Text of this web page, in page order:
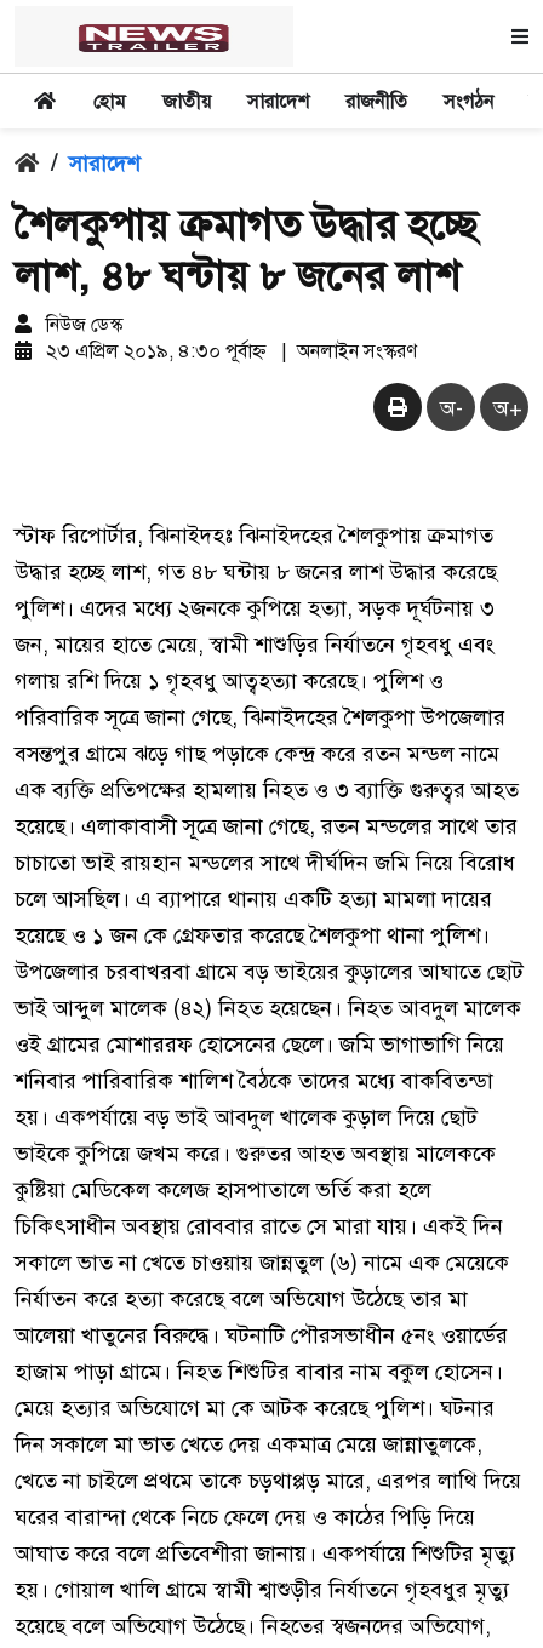
হোম জাতীয় সারাদেশ রাজনীতি সংগঠন
/ সারাদেশ
শৈলকুপায় ক্রমাগত উদ্ধার হচ্ছে
লাশ, ৪৮ ঘন্টায় ৮ জনের লাশ
নিউজ ডেস্ক
২৩ এপ্রিল ২০১৯, ৪:৩০ পূর্বাহ্ন
অনলাইন সংস্করণ
অ- অ+
স্টাফ রিপোর্টার, ঝিনাইদহঃ ঝিনাইদহের শৈলকুপায় ক্রমাগত
উদ্ধার হচ্ছে লাশ, গত ৪৮ ঘন্টায় ৮ জনের লাশ উদ্ধার করেছে
পুলিশ। এদের মধ্যে ২জনকে কুপিয়ে হত্যা, সড়ক দূর্ঘটনায় ৩
জন, মায়ের হাতে মেয়ে, স্বামী শাশুড়ির নির্যাতনে গৃহবধু এবং
গলায় রশি দিয়ে ১ গৃহবধু আত্বহত্যা করেছে। পুলিশ ও
পরিবারিক সূত্রে জানা গেছে, ঝিনাইদহের শৈলকুপা উপজেলার
বসন্তপুর গ্রামে ঝড়ে গাছ পড়াকে কেন্দ্র করে রতন মন্ডল নামে
এক ব্যক্তি প্রতিপক্ষের হামলায় নিহত ও ৩ ব্যাক্তি গুরুত্বর আহত
হয়েছে। এলাকাবাসী সূত্রে জানা গেছে, রতন মন্ডলের সাথে তার
চাচাতো ভাই রায়হান মন্ডলের সাথে দীর্ঘদিন জমি নিয়ে বিরোধ
চলে আসছিল। এ ব্যাপারে থানায় একটি হত্যা মামলা দায়ের
হয়েছে ও ১ জন কে গ্রেফতার করেছে শৈলকুপা থানা পুলিশ।
উপজেলার চরবাখরবা গ্রামে বড় ভাইয়ের কুড়ালের আঘাতে ছোট
ভাই আব্দুল মালেক (৪২) নিহত হয়েছেন। নিহত আবদুল মালেক
ওই গ্রামের মোশাররফ হোসেনের ছেলে। জমি ভাগাভাগি নিয়ে
শনিবার পারিবারিক শালিশ বৈঠকে তাদের মধ্যে বাকবিতন্ডা
হয়। একপর্যায়ে বড় ভাই আবদুল খালেক কুড়াল দিয়ে ছোট
ভাইকে কুপিয়ে জখম করে। গুরুতর আহত অবস্থায় মালেককে
কুষ্টিয়া মেডিকেল কলেজ হাসপাতালে ভর্তি করা হলে
চিকিৎসাধীন অবস্থায় রোববার রাতে সে মারা যায়। একই দিন
সকালে ভাত না খেতে চাওয়ায় জান্নতুল (৬) নামে এক মেয়েকে
নির্যাতন করে হত্যা করেছে বলে অভিযোগ উঠেছে তার মা
আলেয়া খাতুনের বিরুদ্ধে। ঘটনাটি পৌরসভাধীন ৫নং ওয়ার্ডের
হাজাম পাড়া গ্রামে। নিহত শিশুটির বাবার নাম বকুল হোসেন।
মেয়ে হত্যার অভিযোগে মা কে আটক করেছে পুলিশ। ঘটনার
দিন সকালে মা ভাত খেতে দেয় একমাত্র মেয়ে জান্নাতুলকে,
খেতে না চাইলে প্রথমে তাকে চড়থাপ্পড় মারে, এরপর লাথি দিয়ে
ঘরের বারান্দা থেকে নিচে ফেলে দেয় ও কাঠের পিড়ি দিয়ে
আঘাত করে বলে প্রতিবেশীরা জানায়। একপর্যায়ে শিশুটির মৃত্যু
হয়। গোয়াল খালি গ্রামে স্বামী শ্বাশুড়ীর নির্যাতনে গৃহবধুর মৃত্যু
হয়েছে বলে অভিযোগ উঠেছে। নিহতের স্বজনদের অভিযোগ,